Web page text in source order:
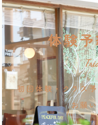
体験
初回体験・クラス
お願